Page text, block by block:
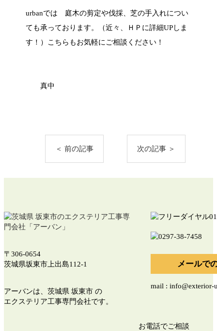
urbanでは 庭木の剪定や伐採、芝の手入れについ
ても承っております。（近々、ＨＰに詳細UPしま
す！）こちらもお気軽にご相談ください！
真中
＜ 前の記事 次の記事 ＞
〒306-0654
茨城県坂東市上出島112-1
アーバンは、茨城県 坂東市 の
エクステリア工事専門会社です。
メールで
mail : info@exterior-
お電話でご相談